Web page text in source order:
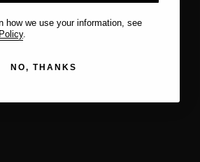
how we use your information, see
.
NO, THANKS